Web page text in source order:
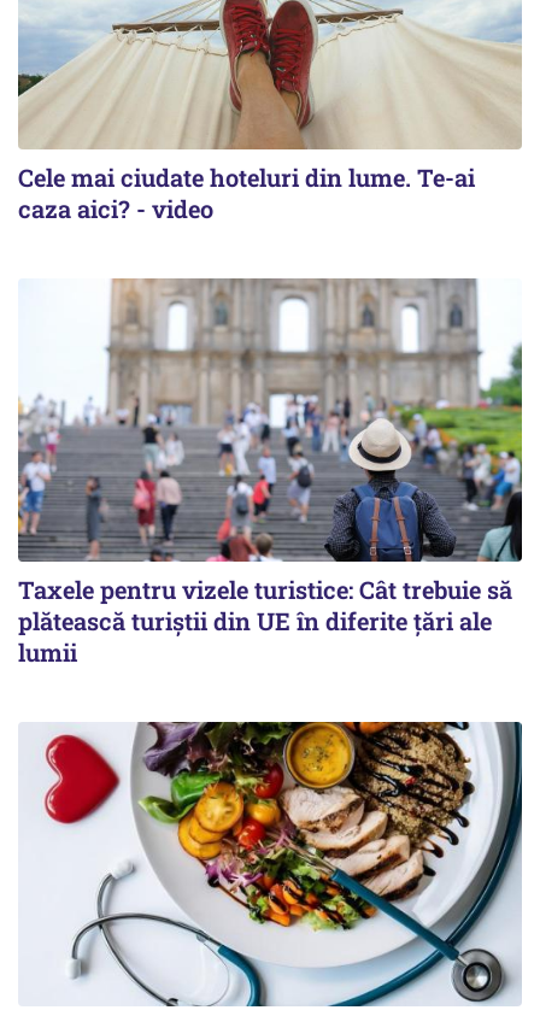
Cele mai ciudate hoteluri din lume. Te-ai
caza aici? - video
Taxele pentru vizele turistice: Cât trebuie să
plătească turiștii din UE în diferite țări ale
lumii